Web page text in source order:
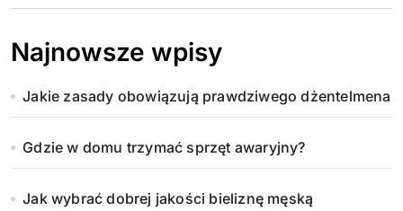
Najnowsze wpisy
Jakie zasady obowiązują prawdziwego dżentelmena
Gdzie w domu trzymać sprzęt awaryjny?
Jak wybrać dobrej jakości bieliznę męską